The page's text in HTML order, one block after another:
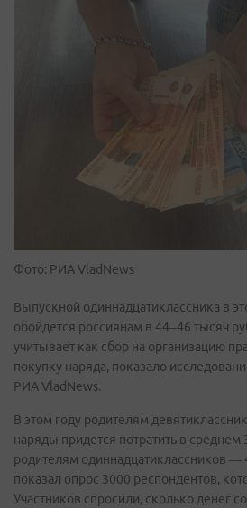
Фото: РИА VladNews
Выпускной одиннадцатиклассника в
обойдется россиянам в 44–46 тысяч
учитывает как сбор на организацию
покупку наряда, показало
РИА VladNews.
В этом году родителям
наряды придется потратить в среднем
родителям одиннадцатиклассников —
показал опрос 3000 респондентов,
Участников спросили, сколько денег